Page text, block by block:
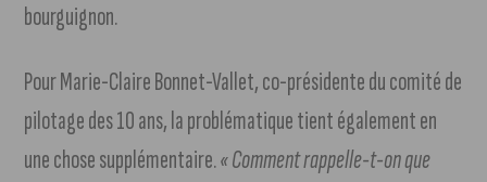
bourguignon.
Pour Marie-Claire Bonnet-Vallet, co-présidente du comité de
pilotage des 10 ans, la problématique tient également en
une chose supplémentaire.« Comment rappelle-t-on que